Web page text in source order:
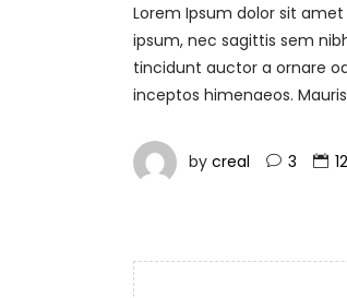
Lorem Ipsum dolor sit
ipsum, nec sagittis sem
tincidunt auctor a ornare
inceptos himenaeos.
by creal 3